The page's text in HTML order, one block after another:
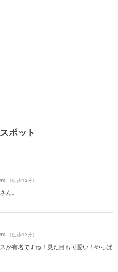
ポット
（徒歩12分）
ん。
（徒歩13分）
が有名ですね！見た目も可愛い！やっぱ